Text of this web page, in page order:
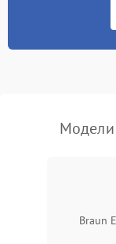
Модели
Braun